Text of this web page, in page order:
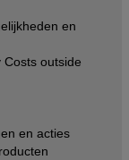
en
Costs outside
en acties